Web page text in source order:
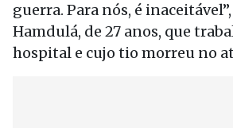
guerra. Para nós, é
Hamdulá, de 27 anos, que
hospital e cujo tio morreu no